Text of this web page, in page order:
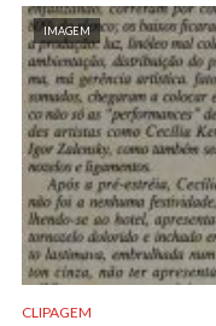
IMAGEM
CLIPAGEM